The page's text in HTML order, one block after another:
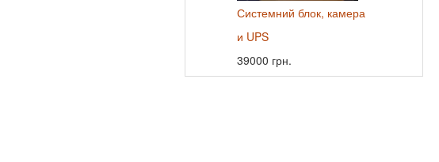
Системний блок, камера
и UPS
39000 грн.